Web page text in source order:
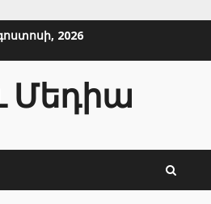
2026
Մեդիա